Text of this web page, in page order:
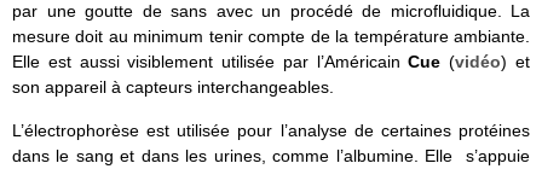
par une goutte de sans avec un procédé de microfluidique. La
mesure doit au minimum tenir compte de la température ambiante.
Elle est aussi visiblement utilisée par l’AméricainCue(vidéo) et
son appareil à capteurs interchangeables.
L’électrophorèse est utilisée pour l’analyse de certaines protéines
dans le sang et dans les urines, comme l’albumine. Elle s’appuie